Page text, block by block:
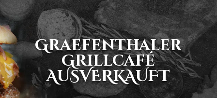
Graefenthaler
Grillcafé
AUSVERKAUFT